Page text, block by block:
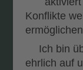
Konflikte
Ich bin
ehrlich auf